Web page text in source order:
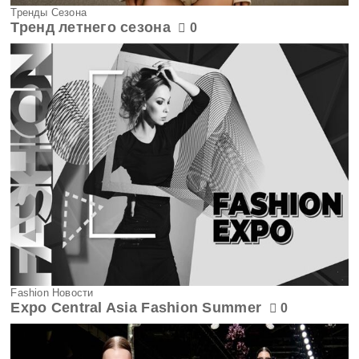
Тренды Сезона
Тренд летнего сезона 0
Fashion Новости
Expo Central Asia Fashion Summer 0